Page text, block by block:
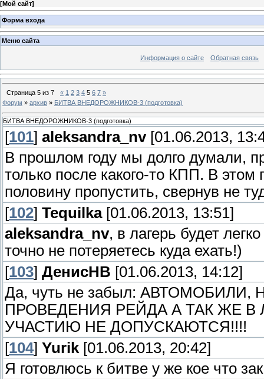
[Мой сайт]
Форма входа
Меню сайта
Информация о сайте Обратная связь
Страница 5 из 7 « 1 2 3 4 5 6 7 »
Форум » архив » БИТВА ВНЕДОРОЖНИКОВ-3 (подготовка)
БИТВА ВНЕДОРОЖНИКОВ-3 (подготовка)
[101] aleksandra_nv[01.06.2013,
В прошлом году мы долго думали,
только после какого-то КПП. В этом
половину пропустить, свернув не
[102] Tequilka[01.06.2013, 13:51]
aleksandra_nv, в лагерь будет
точно не потеряетесь куда ехать!)
[103] ДенисНВ [01.06.2013, 14:12]
Да, чуть не забыл:
ПРОВЕДЕНИЯ РЕЙДА А ТАК ЖЕ В
УЧАСТИЮ НЕ ДОПУСКАЮТСЯ!!!!
[104] Yurik [01.06.2013, 20:42]
Я готовлюсь к битве у же кое что